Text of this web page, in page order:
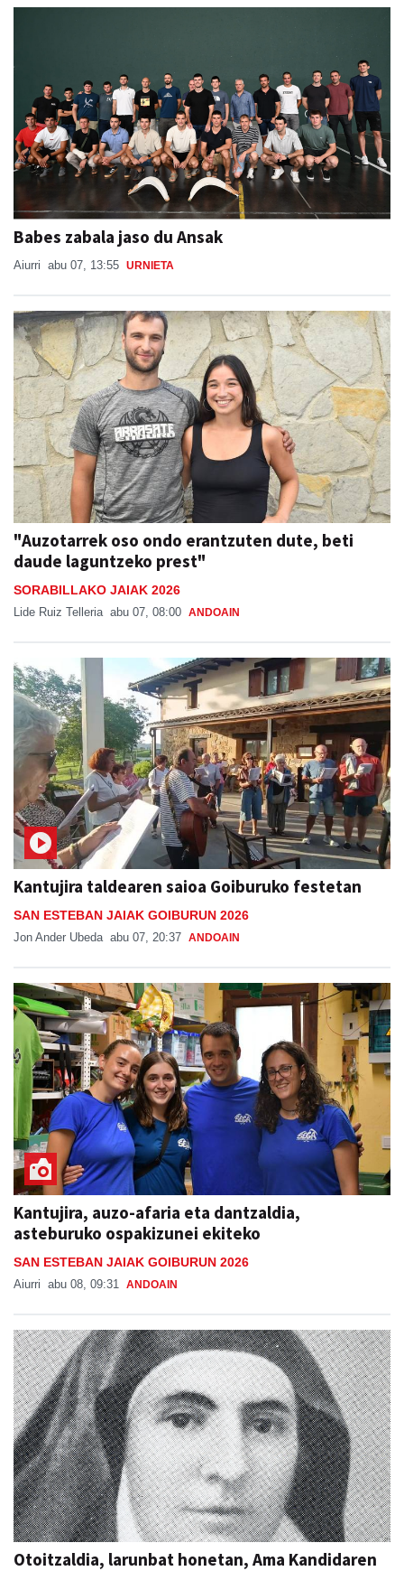
Babes zabala jaso du Ansak
Aiurri abu 07, 13:55 URNIETA
"Auzotarrek oso ondo erantzuten dute, beti
daude laguntzeko prest"
SORABILLAKO JAIAK 2026
Lide Ruiz Telleria abu 07, 08:00 ANDOAIN
Kantujira taldearen saioa Goiburuko festetan
SAN ESTEBAN JAIAK GOIBURUN 2026
Jon Ander Ubeda abu 07, 20:37 ANDOAIN
Kantujira, auzo-afaria eta dantzaldia,
asteburuko ospakizunei ekiteko
SAN ESTEBAN JAIAK GOIBURUN 2026
Aiurri abu 08, 09:31 ANDOAIN
Otoitzaldia, larunbat honetan, Ama Kandidaren